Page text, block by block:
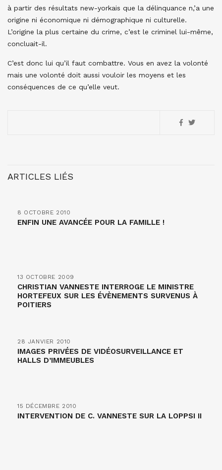
à partir des résultats new-yorkais que la délinquance n,’a une
origine ni économique ni démographique ni culturelle.
L’origine la plus certaine du crime, c’est le criminel lui-même,
concluait-il.
C’est donc lui qu’il faut combattre. Vous en avez la volonté
mais une volonté doit aussi vouloir les moyens et les
conséquences de ce qu’elle veut.
ARTICLES LIÉS
8 OCTOBRE 2010
ENFIN UNE AVANCÉE POUR LA FAMILLE !
13 OCTOBRE 2009
CHRISTIAN VANNESTE INTERROGE LE MINISTRE
HORTEFEUX SUR LES ÉVÈNEMENTS SURVENUS À
POITIERS
28 JANVIER 2010
IMAGES PRIVÉES DE VIDÉOSURVEILLANCE ET
HALLS D’IMMEUBLES
15 DÉCEMBRE 2010
INTERVENTION DE C. VANNESTE SUR LA LOPPSI II